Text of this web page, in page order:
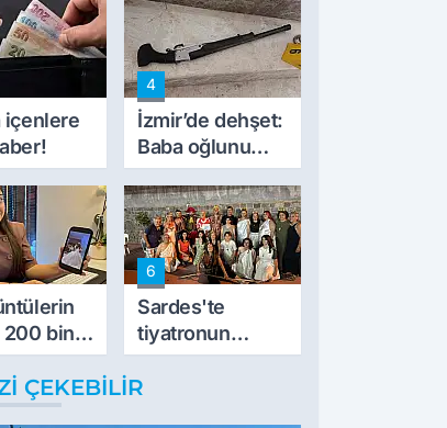
konuştu
'Haluk Levent
peynircilerimizi
de kıskaca aldı,
müdahale ettik'
içenlere
4
İzmir’de dehşet:
Baba oğlunu
vurdu
200 bin
6
Sardes'te
tiyatronun
imece ruhu
binlerce yıllık
ÇEKEBILIR